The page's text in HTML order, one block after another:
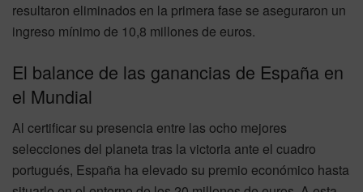
resultaron eliminados en la primera fase se aseguraron un
ingreso mínimo de 10,8 millones de euros.
El balance de las ganancias de España en
el Mundial
Al certificar su presencia entre las ocho mejores
selecciones del planeta tras la victoria ante el cuadro
portugués, España ha elevado su premio económico hasta